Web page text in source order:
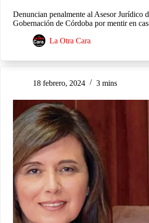
Denuncian penalmente al Asesor Jurídico
Gobernación de Córdoba por mentir en
La Otra Cara
18 febrero, 2024 3 mins